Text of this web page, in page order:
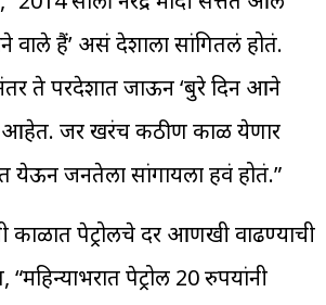
वाले हैं’ असं देशाला सांगितलं होतं.
ते परदेशात जाऊन ‘बुरे दिन आने
आहेत. जर खरंच कठीण काळ येणार
येऊन जनतेला सांगायला हवं होतं.”
काळात पेट्रोलचे दर आणखी वाढण्याची
पेट्रोल 20 रुपयांनी